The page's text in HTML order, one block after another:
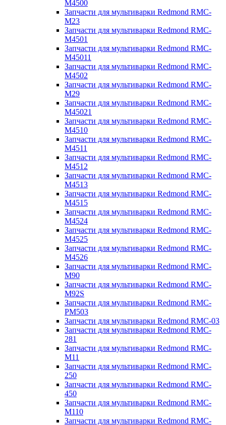
M4500
Запчасти для мультиварки Redmond RMC-
M23
Запчасти для мультиварки Redmond RMC-
M4501
Запчасти для мультиварки Redmond RMC-
M45011
Запчасти для мультиварки Redmond RMC-
M4502
Запчасти для мультиварки Redmond RMC-
M29
Запчасти для мультиварки Redmond RMC-
M45021
Запчасти для мультиварки Redmond RMC-
M4510
Запчасти для мультиварки Redmond RMC-
M4511
Запчасти для мультиварки Redmond RMC-
M4512
Запчасти для мультиварки Redmond RMC-
M4513
Запчасти для мультиварки Redmond RMC-
M4515
Запчасти для мультиварки Redmond RMC-
M4524
Запчасти для мультиварки Redmond RMC-
M4525
Запчасти для мультиварки Redmond RMC-
M4526
Запчасти для мультиварки Redmond RMC-
M90
Запчасти для мультиварки Redmond RMC-
M92S
Запчасти для мультиварки Redmond RMC-
PM503
Запчасти для мультиварки Redmond RMC-03
Запчасти для мультиварки Redmond RMC-
281
Запчасти для мультиварки Redmond RMC-
M11
Запчасти для мультиварки Redmond RMC-
250
Запчасти для мультиварки Redmond RMC-
450
Запчасти для мультиварки Redmond RMC-
M110
Запчасти для мультиварки Redmond RMC-